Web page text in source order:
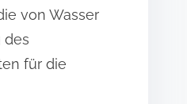
von Wasser
des
für die